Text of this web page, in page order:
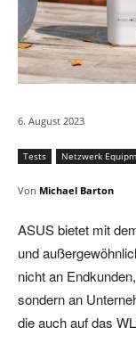
6. August 2023
Tests Netzwerk
Von Michael Barton
ASUS bietet mit
und
nicht an
sondern an
die auch auf das